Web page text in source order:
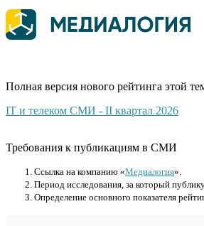
Полная версия нового рейтинга этой
IT и телеком СМИ - II квартал 2026
Требования к публикациям в СМИ
Cсылка на компанию «Медиалогия».
Период исследования, за который
Определение основного показателя